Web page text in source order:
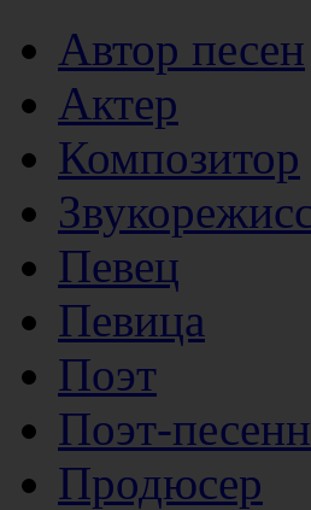
Автор песен
Актер
Композитор
Певец
Певица
Поэт
Поэт-
Продюсер